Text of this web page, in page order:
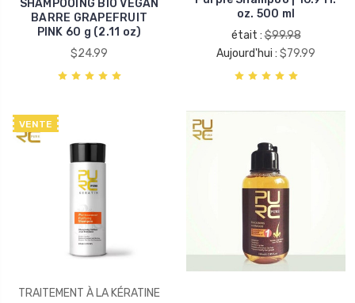
SHAMPOOING BIO VEGAN
BARRE GRAPEFRUIT
PINK 60 g (2.11 oz)
$24.99
oz. 500 ml
était :$99.98
Aujourd'hui : $79.99
VENTE
TRAITEMENT À LA KÉRATINE